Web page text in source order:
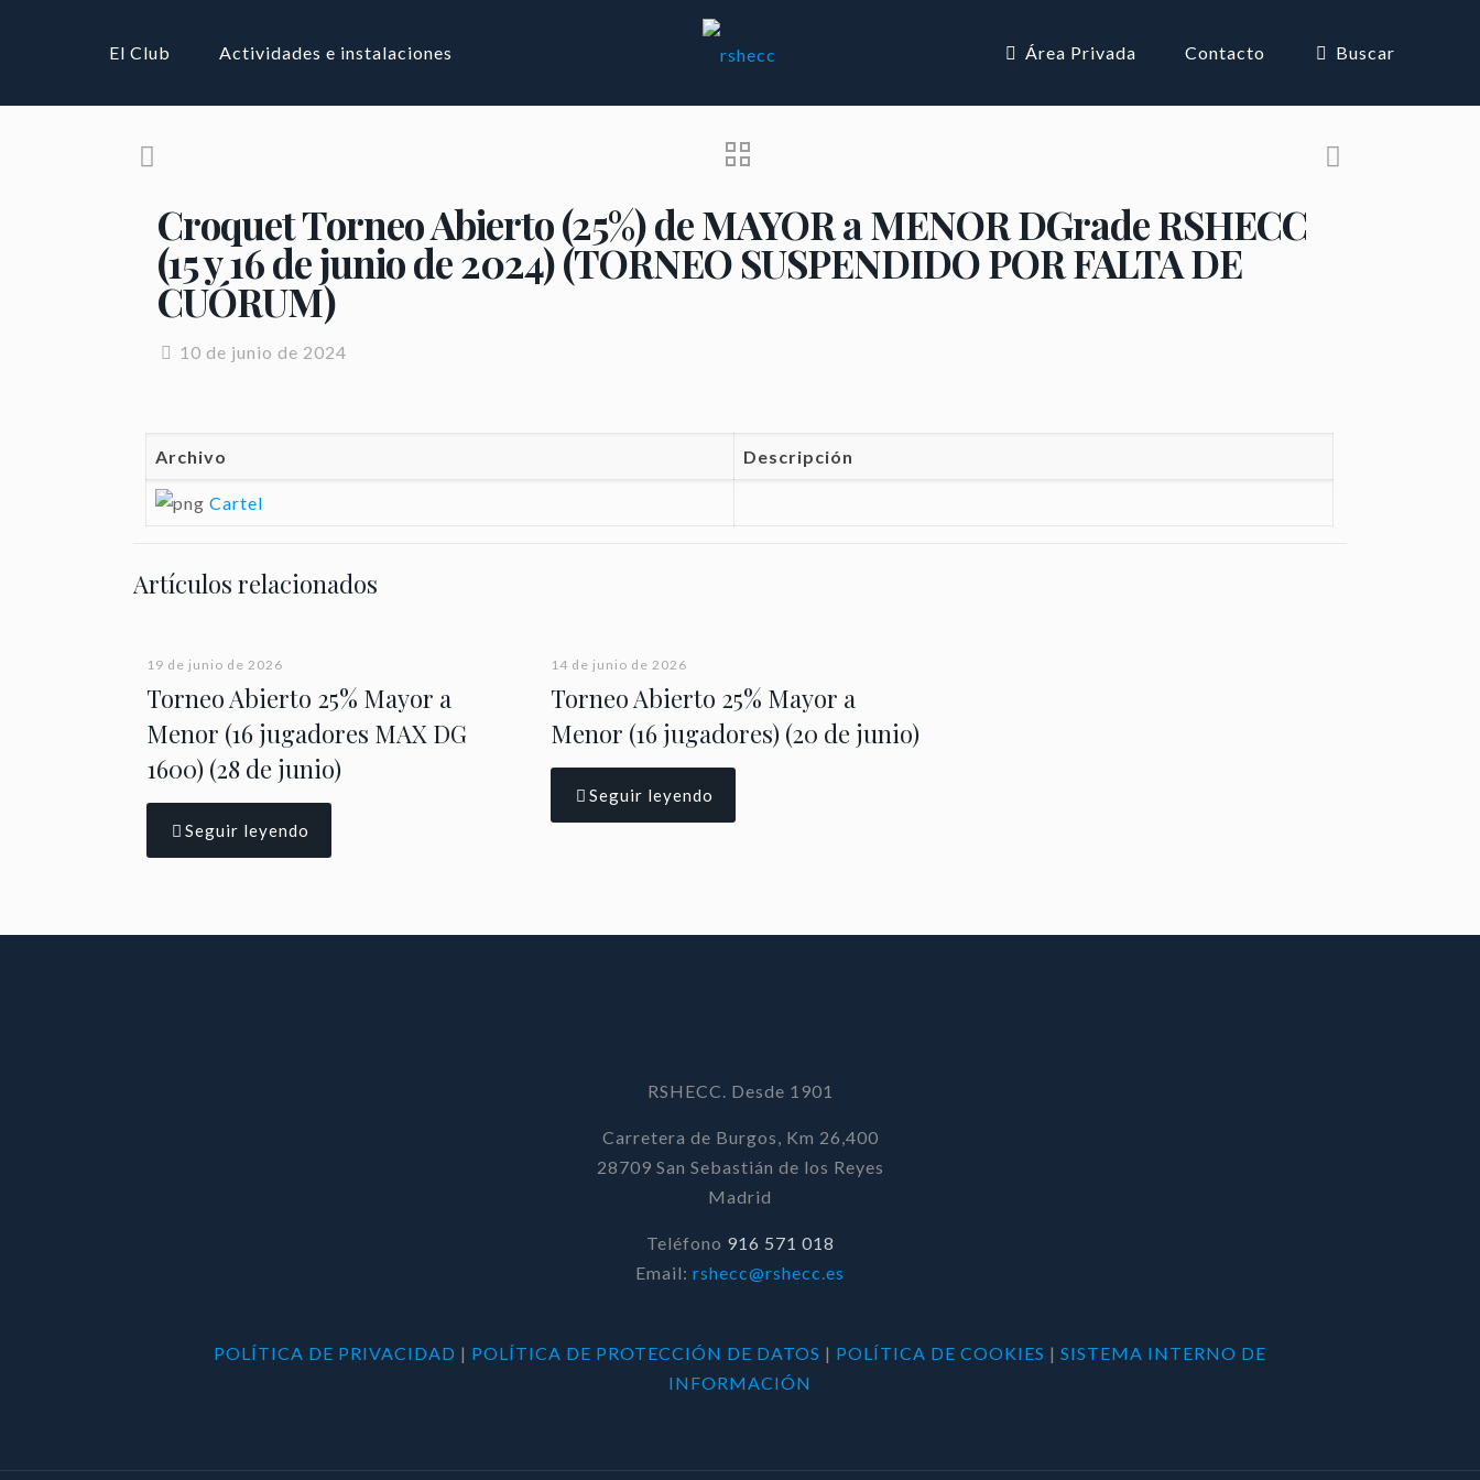
El Club Actividades e instalaciones Área Privada Contacto Buscar
Croquet Torneo Abierto (25%) de MAYOR a MENOR DGrade RSHECC
(15 y 16 de junio de 2024) (TORNEO SUSPENDIDO POR FALTA DE
CUÓRUM)
10 de junio de 2024
Archivo Descripción
Cartel
Artículos relacionados
19 de junio de 2026
Torneo Abierto 25% Mayor a
Menor (16 jugadores MAX DG
1600) (28 de junio)
Seguir leyendo
14 de junio de 2026
Torneo Abierto 25% Mayor a
Menor (16 jugadores) (20 de junio)
Seguir leyendo
RSHECC. Desde 1901
Carretera de Burgos, Km 26,400
28709 San Sebastián de los Reyes
Madrid
Teléfono 916 571 018
Email: rshecc@rshecc.es
POLÍTICA DE PRIVACIDAD | POLÍTICA DE PROTECCIÓN DE DATOS | POLÍTICA DE COOKIES | SISTEMA INTERNO DE
INFORMACIÓN